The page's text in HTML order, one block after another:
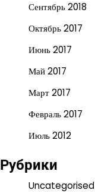
Сентябрь 2018
Октябрь 2017
Июнь 2017
Май 2017
Март 2017
Февраль 2017
Июль 2012
Рубрики
Uncategorised